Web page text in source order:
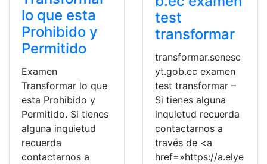
lo que esta
Prohibido y
Permitido
Examen
Transformar lo que
esta Prohibido y
Permitido. Si tienes
alguna inquietud
recuerda
contactarnos a
test
transformar
transformar.senesc
yt.gob.ec examen
test transformar –
Si tienes alguna
inquietud recuerda
contactarnos a
través de <a
href=»https://a.elye